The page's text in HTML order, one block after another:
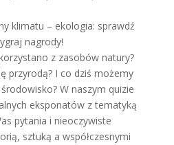
klimatu – ekologia: sprawdź
nagrody!
z zasobów natury?
przyrodą? I co dziś możemy
W naszym quizie
eksponatów z tematyką
pytania i nieoczywiste
sztuką a współczesnymi